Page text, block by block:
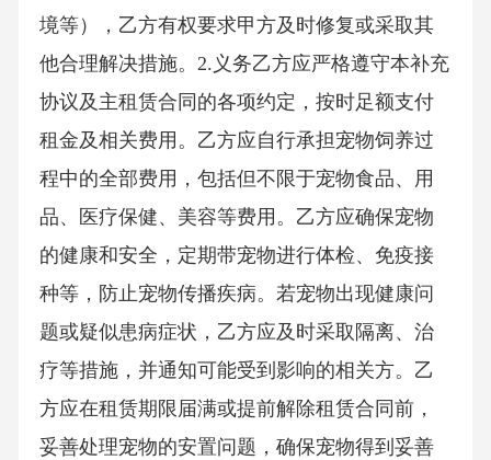
境等），乙方有权要求甲方及时修复或采取其
他合理解决措施。2.义务乙方应严格遵守本补充
协议及主租赁合同的各项约定，按时足额支付
租金及相关费用。乙方应自行承担宠物饲养过
程中的全部费用，包括但不限于宠物食品、用
品、医疗保健、美容等费用。乙方应确保宠物
的健康和安全，定期带宠物进行体检、免疫接
种等，防止宠物传播疾病。若宠物出现健康问
题或疑似患病症状，乙方应及时采取隔离、治
疗等措施，并通知可能受到影响的相关方。乙
方应在租赁期限届满或提前解除租赁合同前，
妥善处理宠物的安置问题，确保宠物得到妥善